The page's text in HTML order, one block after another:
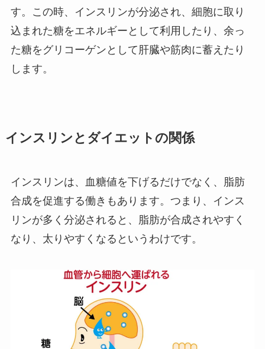
す。この時、インスリンが分泌され、細胞に取り
込まれた糖をエネルギーとして利用したり、余っ
た糖をグリコーゲンとして肝臓や筋肉に蓄えたり
します。
インスリンとダイエットの関係
インスリンは、血糖値を下げるだけでなく、脂肪
合成を促進する働きもあります。つまり、インス
リンが多く分泌されると、脂肪が合成されやすく
なり、太りやすくなるというわけです。